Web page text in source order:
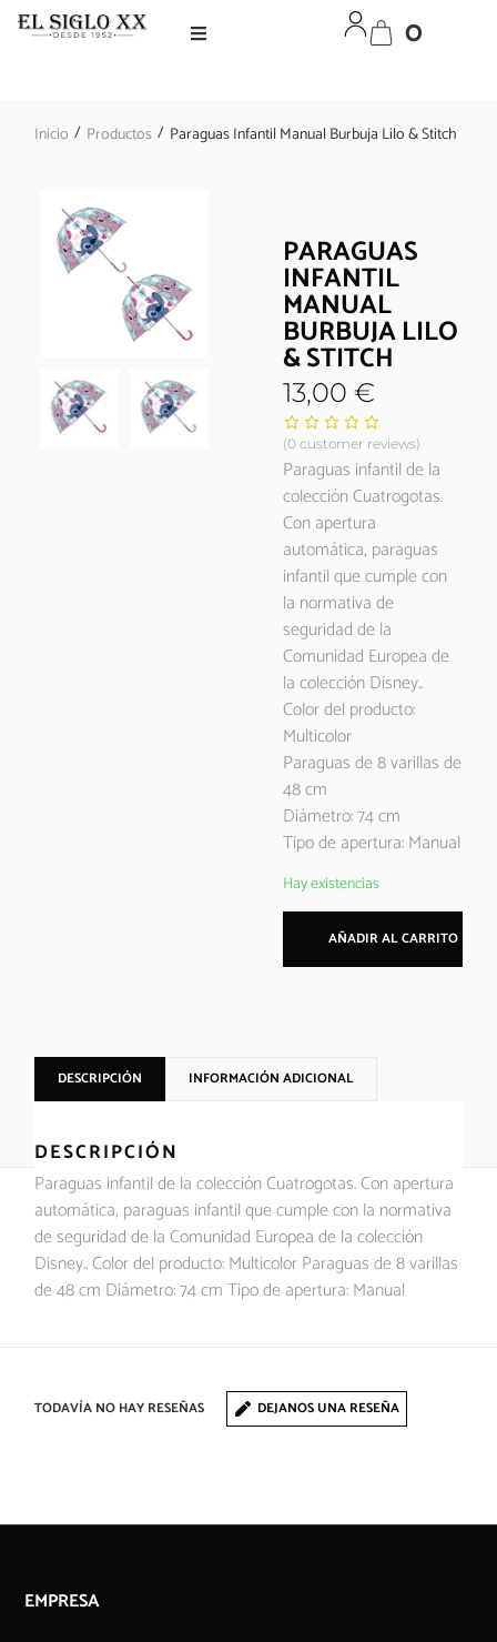
0
Inicio / Productos / Paraguas Infantil Manual Burbuja Lilo & Stitch
PARAGUAS
INFANTIL
MANUAL
BURBUJA LILO
& STITCH
13,00€
(0 customer reviews)
Paraguas infantil de la
colección Cuatrogotas.
Con apertura
automática, paraguas
infantil que cumple con
la normativa de
seguridad de la
Comunidad Europea de
la colección Disney..
Color del producto:
Multicolor
Paraguas de 8 varillas de
48 cm
Diámetro: 74 cm
Tipo de apertura: Manual
Hay existencias
AÑADIR AL CARRITO
DESCRIPCIÓN INFORMACIÓN ADICIONAL
DESCRIPCIÓN
Paraguas infantil de la colección Cuatrogotas. Con apertura
automática, paraguas infantil que cumple con la normativa
de seguridad de la Comunidad Europea de la colección
Disney.. Color del producto: Multicolor Paraguas de 8 varillas
de 48 cm Diámetro: 74 cm Tipo de apertura: Manual
TODAVÍA NO HAY RESEÑAS DEJANOS UNA RESEÑA
EMPRESA